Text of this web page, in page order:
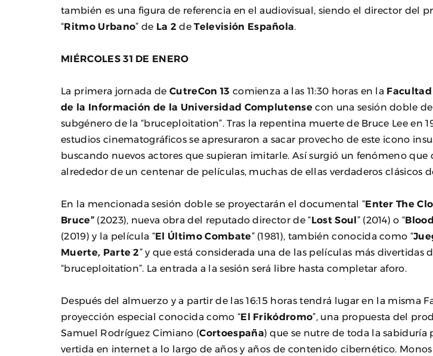
también es una figura de referencia en el audiovisual, siendo el director del
“Ritmo Urbano” de La 2 deTelevisión Española
MIÉRCOLES 31 DE ENERO
La primera jornada deCutreCon 13 comienza a las 11:30 horas en la Facultad
de la Información de la Universidad Complutense con una sesión doble
subgénero de la “bruceploitation”. Tras la repentina muerte de Bruce Lee en
estudios cinematográficos se apresuraron a sacar provecho de este icono
buscando nuevos actores que supieran imitarle. Así surgió un fenómeno que
alrededor de un centenar de películas, muchas de ellas verdaderos clásicos
En la mencionada sesión doble se proyectarán el documental “Enter The
Bruce”(2023), nueva obra del reputado director de “Lost Soul” (2014) o “
(2019) y la película “El Último Combate” (1981), también conocida como “
Muerte, Parte 2” y que está considerada una de las películas más divertidas
“bruceploitation”. La entrada a la sesión será libre hasta completar aforo.
Después del almuerzo y a partir de las 16:15 horas tendrá lugar en la misma
proyección especial conocida como “El Frikódromo”, una propuesta del
Samuel Rodríguez Cimiano (Cortoespaña) que se nutre de toda la sabiduría
vertida en internet a lo largo de años y años de contenido cibernético.